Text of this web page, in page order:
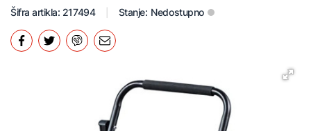
Šifra artikla: 217494 Stanje: Nedostupno